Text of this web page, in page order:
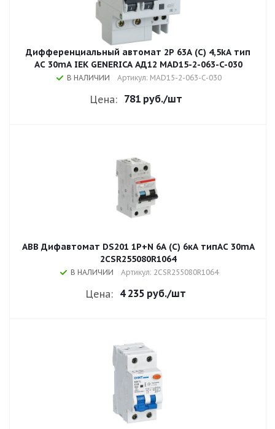
Дифференциальный автомат 2Р 63A (С) 4,5kA тип
AC 30mA IEK GENERICA АД12 MAD15-2-063-C-030
В НАЛИЧИИ Артикул: MAD15-2-063-C-030
Цена: 781 руб./шт
ABB Дифавтомат DS201 1P+N 6A (C) 6кА типAC 30mA
2CSR255080R1064
В НАЛИЧИИ Артикул: 2CSR255080R1064
Цена: 4 235 руб./шт